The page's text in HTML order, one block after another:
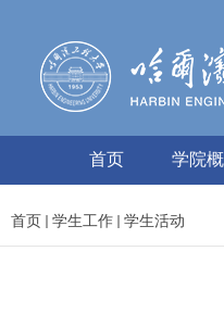
首页 学院
首页 学生工作 学生活动